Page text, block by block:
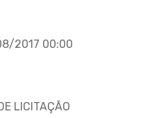
2017 00:00
LICITAÇÃO